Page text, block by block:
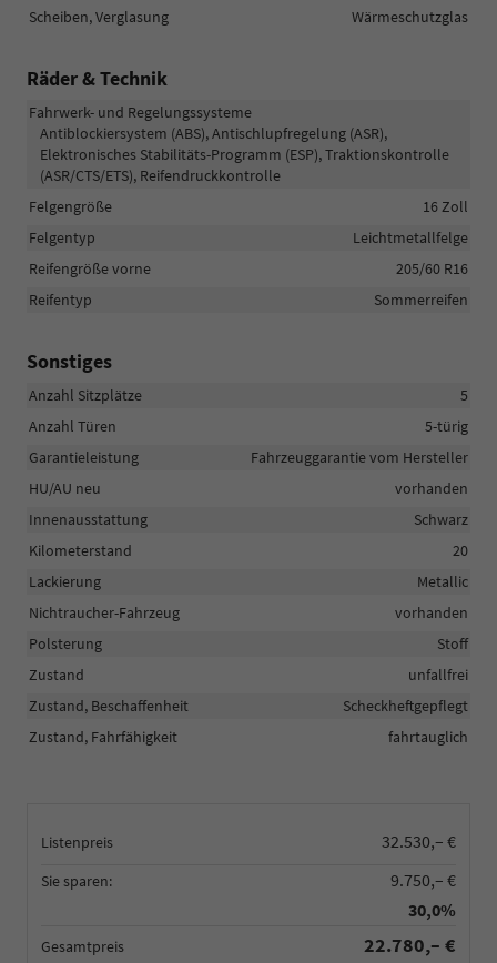
Listenpreis 32.530,– €
Sie sparen:
9.750,– €
30,0%
Gesamtpreis 22.780,– €
Scheiben, Verglasung
Wärmeschutzglas
Räder & Technik
Fahrwerk- und Regelungssysteme
Antiblockiersystem (ABS), Antischlupfregelung (ASR),
Elektronisches Stabilitäts-Programm (ESP), Traktionskontrolle
(ASR/CTS/ETS), Reifendruckkontrolle
Felgengröße
16 Zoll
Felgentyp
Leichtmetallfelge
Reifengröße vorne
205/60 R16
Reifentyp
Sommerreifen
Sonstiges
Anzahl Sitzplätze
5
Anzahl Türen
5-türig
Garantieleistung
Fahrzeuggarantie vom Hersteller
HU/AU neu
vorhanden
Innenausstattung
Schwarz
Kilometerstand
20
Lackierung
Metallic
Nichtraucher-Fahrzeug
vorhanden
Polsterung
Stoff
Zustand
unfallfrei
Zustand, Beschaffenheit
Scheckheftgepflegt
Zustand, Fahrfähigkeit
fahrtauglich